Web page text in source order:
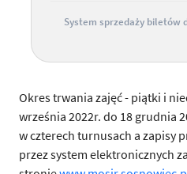
System sprzedaży biletów
Okres trwania zajęć - piątki i
września 2022r. do 18 grudnia
w czterech turnusach a zapisy
przez system elektronicznych